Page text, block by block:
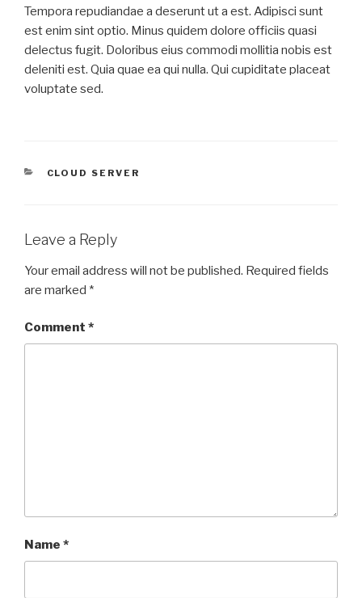
Tempora repudiandae a deserunt ut a est. Adipisci sunt
est enim sint optio. Minus quidem dolore officiis quasi
delectus fugit. Doloribus eius commodi mollitia nobis est
deleniti est. Quia quae ea qui nulla. Qui cupiditate placeat
voluptate sed.
CATEGORIES
CLOUD SERVER
Leave a Reply
Your email address will not be published. Required fields
are marked *
Comment *
Name *